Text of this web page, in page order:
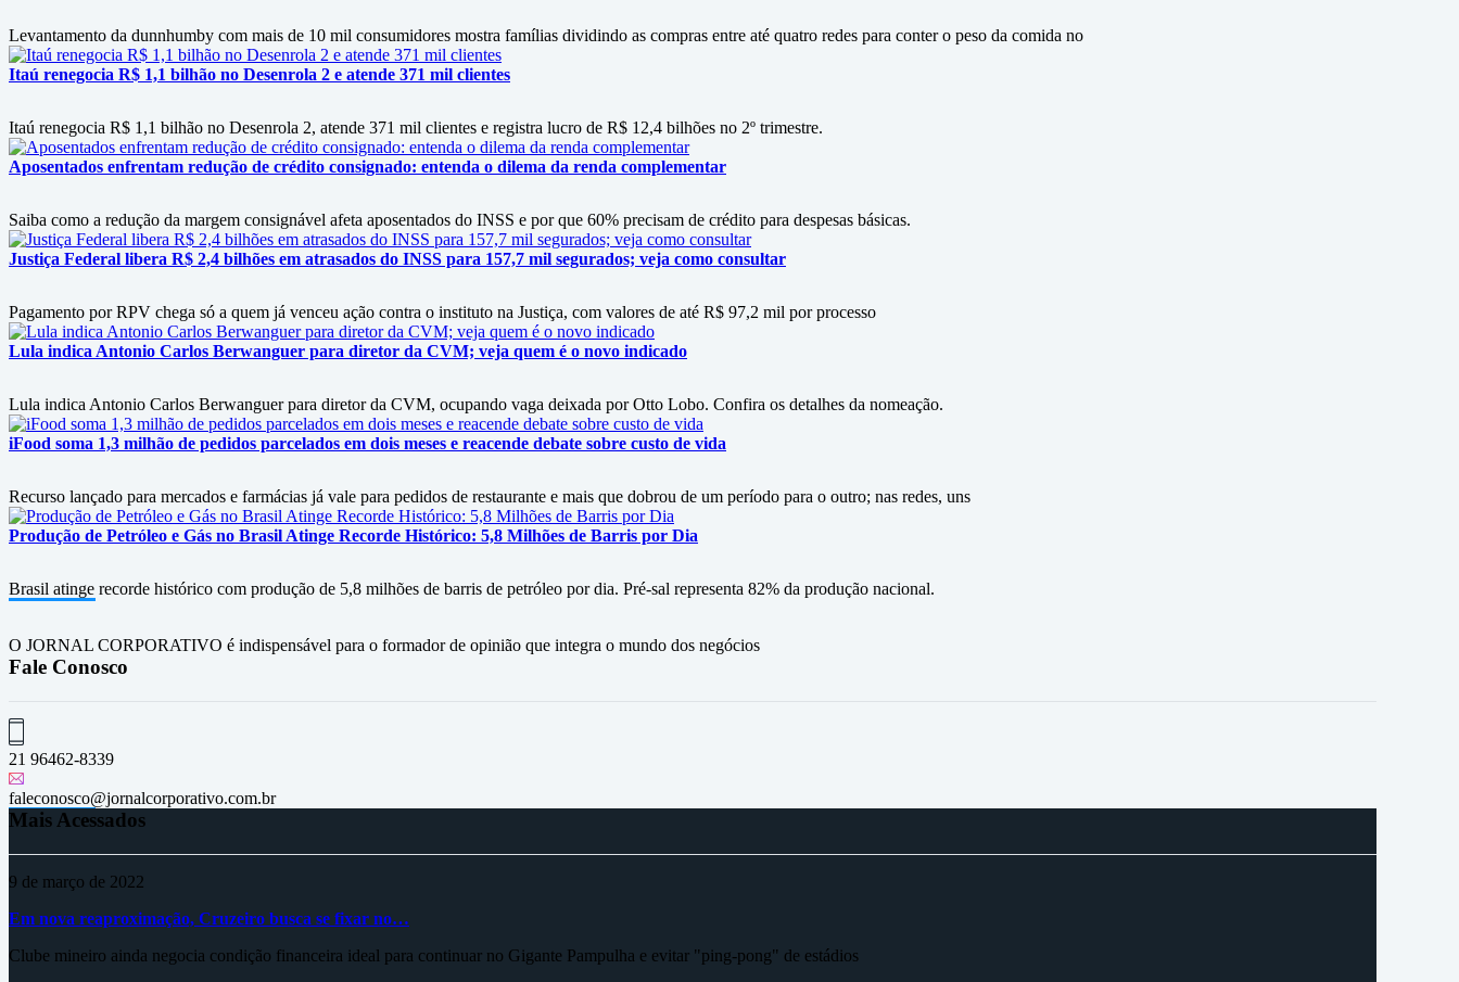
Levantamento da dunnhumby com mais de 10 mil consumidores mostra famílias dividindo as compras entre até quatro redes para conter o peso da comida no
Itaú renegocia R$ 1,1 bilhão no Desenrola 2 e atende 371 mil clientes
Itaú renegocia R$ 1,1 bilhão no Desenrola 2, atende 371 mil clientes e registra lucro de R$ 12,4 bilhões no 2º trimestre.
Aposentados enfrentam redução de crédito consignado: entenda o dilema da renda complementar
Saiba como a redução da margem consignável afeta aposentados do INSS e por que 60% precisam de crédito para despesas básicas.
Justiça Federal libera R$ 2,4 bilhões em atrasados do INSS para 157,7 mil segurados; veja como consultar
Pagamento por RPV chega só a quem já venceu ação contra o instituto na Justiça, com valores de até R$ 97,2 mil por processo
Lula indica Antonio Carlos Berwanguer para diretor da CVM; veja quem é o novo indicado
Lula indica Antonio Carlos Berwanguer para diretor da CVM, ocupando vaga deixada por Otto Lobo. Confira os detalhes da nomeação.
iFood soma 1,3 milhão de pedidos parcelados em dois meses e reacende debate sobre custo de vida
Recurso lançado para mercados e farmácias já vale para pedidos de restaurante e mais que dobrou de um período para o outro; nas redes, uns
Produção de Petróleo e Gás no Brasil Atinge Recorde Histórico: 5,8 Milhões de Barris por Dia
Brasil atinge recorde histórico com produção de 5,8 milhões de barris de petróleo por dia. Pré-sal representa 82% da produção nacional.
O JORNAL CORPORATIVO é indispensável para o formador de opinião que integra o mundo dos negócios
Fale Conosco
21 96462-8339
faleconosco@jornalcorporativo.com.br
Mais Acessados
9 de março de 2022
Em nova reaproximação, Cruzeiro busca se fixar no…
Clube mineiro ainda negocia condição financeira ideal para continuar no Gigante Pampulha e evitar "ping-pong" de estádios